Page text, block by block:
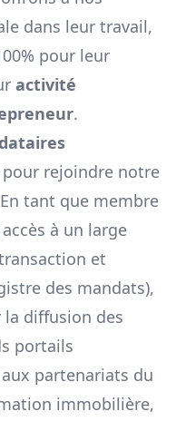
dans leur travail,
pour leur
activité
.
pour rejoindre notre
tant que membre
à un large
et
des mandats),
diffusion des
portails
partenariats du
immobilière,